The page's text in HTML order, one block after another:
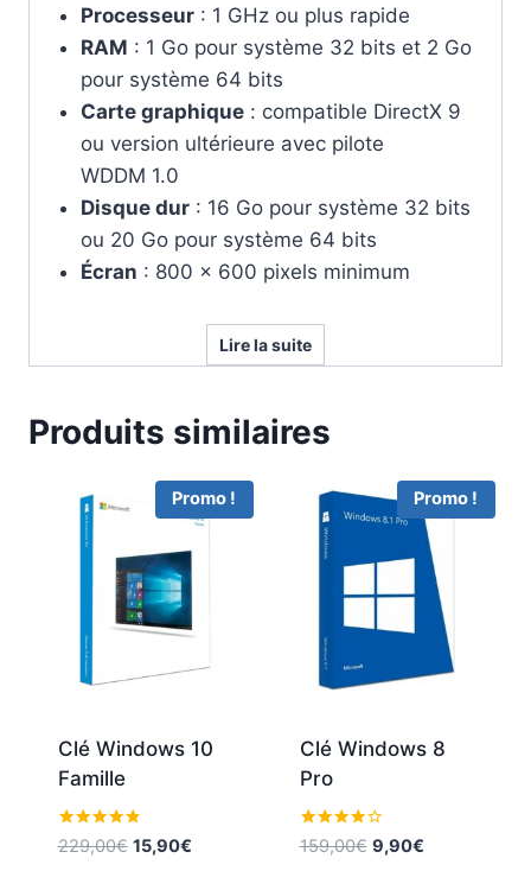
Processeur: 1 GHz ou plus rapide
RAM : 1 Go pour système 32 bits et 2 Go
pour système 64 bits
Carte graphique: compatible DirectX 9
ou version ultérieure avec pilote
WDDM 1.0
Disque dur: 16 Go pour système 32 bits
ou 20 Go pour système 64 bits
Écran : 800 x 600 pixels minimum
Lire la suite
Produits similaires
Promo !
Clé Windows 10
Famille
Note
4.67
229,00€ Le
15,90€Le
Promo !
Clé Windows 8
Pro
Note
4
159,00€ Le
9,90€Le